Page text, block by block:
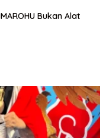
Bukan Alat